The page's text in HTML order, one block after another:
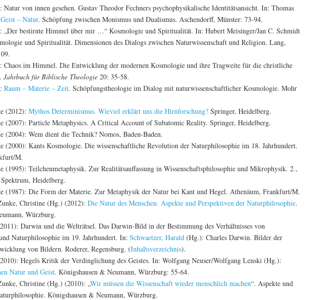
von innen gesehen. Gustav Theodor Fechners psychophysikalische Identitätsansicht. In: Thomas
Geist – Natur. Schöpfung zwischen Monismus und Dualismus. Aschendorff, Münster: 73-94.
„Der bestirnte Himmel über mir …“ Kosmologie und Spiritualität. In: Hubert Meisinger/Jan C. Schmidt
und Spiritualität. Dimensionen des Dialogs zwischen Naturwissenschaft und Religion. Lang,
im Himmel. Die Entwicklung der modernen Kosmologie und ihre Tragweite für die christliche
Jahrbuch für Biblische Theologie 20: 35-58.
Raum – Materie – Zeit. Schöpfungstheologie im Dialog mit naturwissenschaftlicher Kosmologie. Mohr
(2012): Mythos Determinismus. Wieviel erklärt uns die Hirnforschung? Springer, Heidelberg.
(2007): Particle Metaphysics. A Critical Account of Subatomic Reality. Springer, Heidelberg.
(2004): Wem dient die Technik? Nomos, Baden-Baden.
(2000): Kants Kosmologie. Die wissenschaftliche Revolution der Naturphilosophie im 18. Jahrhundert.
M.
(1995): Teilchenmetaphysik. Zur Realitätsauffassung in Wissenschaftsphilosophie und Mikrophysik. 2.,
Heidelberg.
(1987): Die Form der Materie. Zur Metaphysik der Natur bei Kant und Hegel. Athenäum, Frankfurt/M.
Christine (Hg.) (2012): Die Natur des Menschen. Aspekte und Perspektiven der Naturphilosophie.
Würzburg.
Darwin und die Welträtsel. Das Darwin-Bild in der Bestimmung des Verhältnisses von
Naturphilosophie im 19. Jahrhundert. In: Schwaetzer, Harald (Hg.): Charles Darwin. Bilder der
von Bildern. Roderer, Regensburg. (Inhaltsverzeichnis).
Hegels Kritik der Verdinglichung des Geistes. In: Wolfgang Neuser/Wolfgang Lenski (Hg.):
Natur und Geist. Königshausen & Neumann, Würzburg: 55-64.
Christine (Hg.) (2010): „Wir müssen die Wissenschaft wieder menschlich machen“. Aspekte und
Königshausen & Neumann, Würzburg.